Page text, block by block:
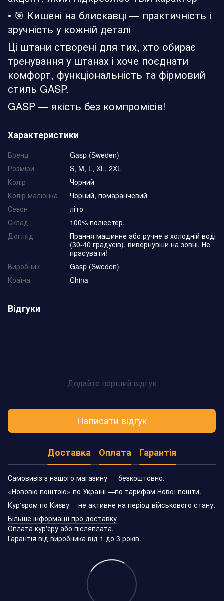
• 🎯 Кишені на блискавці — практичність і
зручність у кожній деталі
Ці штани створені для тих, хто обирає
тренування у штанах і хоче поєднати
комфорт, функціональність та фірмовий
стиль GASP.
GASP — якість без компромісів!
Характеристики
Бренд
Gasp (Sweden)
Розміри
S, M, L, XL, 2XL
Колір
Чорний
Колір малюнка
Чорний, помаранчевий
Сезон
літо
Склад
100% поліестер.
Догляд
Прання машинне або ручне в холодній воді
(30-40 градусів), вивернувши на зовні. Не
прасувати!
Виробник
Gasp (Sweden)
Країна
China
Відгуки
Додайте перший відгук
Написати відгук
Доставка Оплата Гарантія
Самовивіз з нашого магазину — безкоштовно.
«Нововю поштою» по Україні —по тарифам Нової пошти.
Кур'єром по Києву —не активне на період військового стану.
Більше інформації про доставку
Оплата кур'єру або післяплата.
Гарантія від виробника від 1 до 3 років.